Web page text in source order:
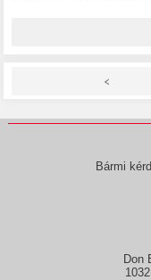
<
Bármi
Don